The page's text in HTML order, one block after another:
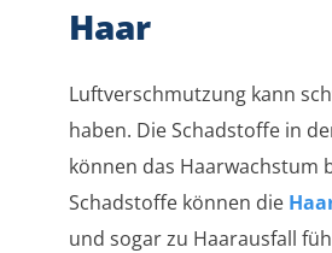
Haar
Luftverschmutzung kann
haben. Die Schadstoffe in
können das Haarwachstum
Schadstoffe können die
und sogar zu Haarausfall